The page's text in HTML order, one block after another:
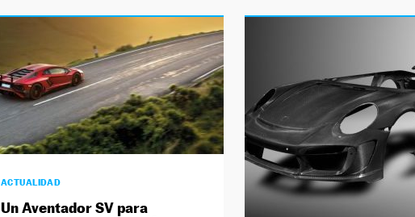
ACTUALIDAD
Un Aventador SV para